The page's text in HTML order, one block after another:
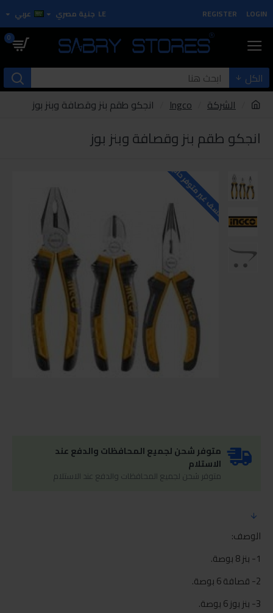
LOGIN
REGISTER
LE جنية مصري عربي
0
الكل
الشركة
Ingco انجكو طقم بنز وقصافة وبنز بوز
انجكو طقم بنز وقصافة وبنز بوز
للاسف غير متوفر حاليا
متوفر شحن لجميع المحافظات والدفع عند
الاستلام
متوفر شحن لجميع المحافظات والدفع عند الاستلام
الوصف:
1- بنز 8 بوصة.
2- قصافة 6 بوصة.
3- بنز بوز 6 بوصة.